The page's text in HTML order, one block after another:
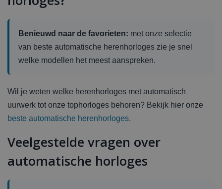
Benieuwd naar de favorieten: met onze selectie
van beste automatische herenhorloges zie je snel
welke modellen het meest aanspreken.
Wil je weten welke herenhorloges met automatisch
uurwerk tot onze tophorloges behoren? Bekijk hier onze
beste automatische herenhorloges.
Veelgestelde vragen over
automatische horloges